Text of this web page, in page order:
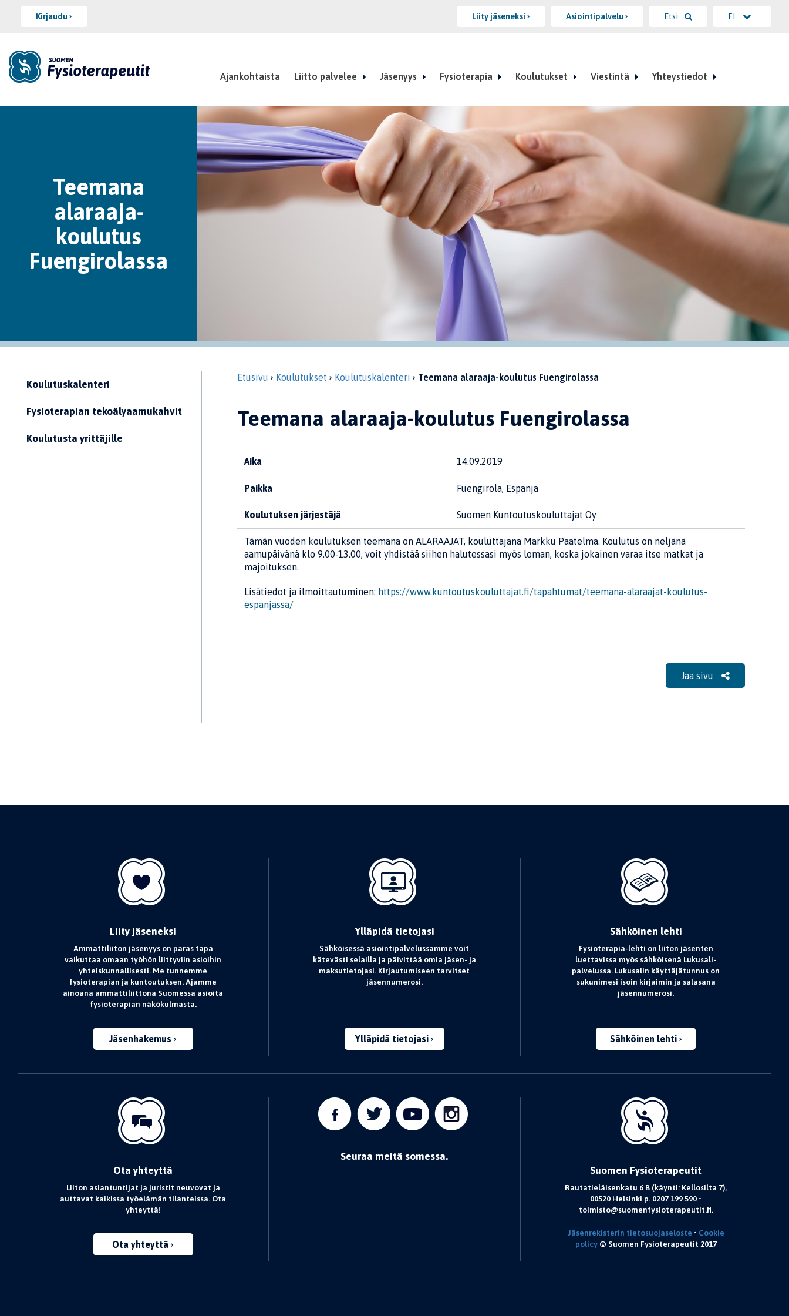
Kirjaudu Liity jäseneksi Asiointipalvelu Etsi FI
Ajankohtaista Liitto palvelee Jäsenyys Fysioterapia Koulutukset Viestintä Yhteystiedot
Teemana
alaraaja-
koulutus
Fuengirolassa
Koulutuskalenteri
Fysioterapian tekoälyaamukahvit
Koulutusta yrittäjille
Etusivu Koulutukset Koulutuskalenteri Teemana alaraaja-koulutus Fuengirolassa
Teemana alaraaja-koulutus Fuengirolassa
Aika 14.09.2019
Paikka Fuengirola, Espanja
Koulutuksen järjestäjä Suomen Kuntoutuskouluttajat Oy
Tämän vuoden koulutuksen teemana on ALARAAJAT, kouluttajana Markku Paatelma. Koulutus on neljänä
aamupäivänä klo 9.00-13.00, voit yhdistää siihen halutessasi myös loman, koska jokainen varaa itse matkat ja
majoituksen.
Lisätiedot ja ilmoittautuminen: https://www.kuntoutuskouluttajat.fi/tapahtumat/teemana-alaraajat-koulutus-
espanjassa/
Jaa sivu
Liity jäseneksi
Ammattiliiton jäsenyys on paras tapa
vaikuttaa omaan työhön liittyviin asioihin
yhteiskunnallisesti. Me tunnemme
fysioterapian ja kuntoutuksen. Ajamme
ainoana ammattiliittona Suomessa asioita
fysioterapian näkökulmasta.
Jäsenhakemus
Ylläpidä tietojasi
Sähköisessä asiointipalvelussamme voit
kätevästi selailla ja päivittää omia jäsen- ja
maksutietojasi. Kirjautumiseen tarvitset
jäsennumerosi.
Ylläpidä tietojasi
Sähköinen lehti
Fysioterapia-lehti on liiton jäsenten
luettavissa myös sähköisenä Lukusali-
palvelussa. Lukusalin käyttäjätunnus on
sukunimesi isoin kirjaimin ja salasana
jäsennumerosi.
Sähköinen lehti
Ota yhteyttä
Liiton asiantuntijat ja juristit neuvovat ja
auttavat kaikissa työelämän tilanteissa. Ota
yhteyttä!
Ota yhteyttä
Seuraa meitä somessa.
Suomen Fysioterapeutit
Rautatieläisenkatu 6 B (käynti: Kellosilta 7),
00520 Helsinki p. 0207 199 590 •
toimisto@suomenfysioterapeutit.fi.
Jäsenrekisterin tietosuojaseloste • Cookie
policy© Suomen Fysioterapeutit 2017